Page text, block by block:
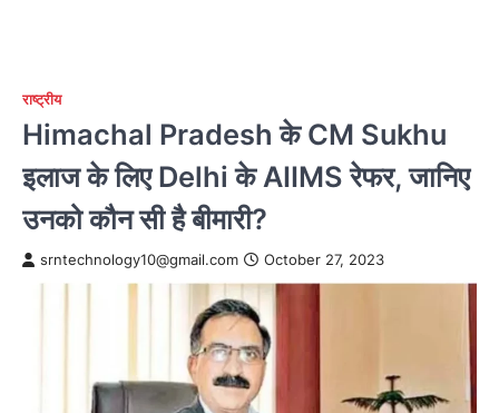
राष्ट्रीय
Himachal Pradesh के CM Sukhu
इलाज के लिए Delhi के AIIMS रेफर, जानिए
उनको कौन सी है बीमारी?
srntechnology10@gmail.com October 27, 2023